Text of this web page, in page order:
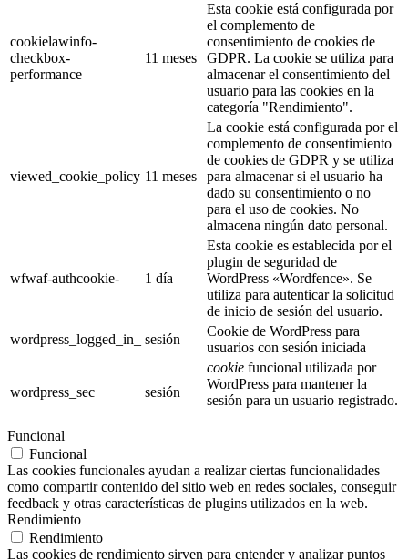
cookielawinfo-
checkbox-
performance
11 meses
Esta cookie está configurada por
el complemento de
consentimiento de cookies de
GDPR. La cookie se utiliza para
almacenar el consentimiento del
usuario para las cookies en la
categoría "Rendimiento".
viewed_cookie_policy 11 meses
La cookie está configurada por el
complemento de consentimiento
de cookies de GDPR y se utiliza
para almacenar si el usuario ha
dado su consentimiento o no
para el uso de cookies. No
almacena ningún dato personal.
wfwaf-authcookie- 1 día
Esta cookie es establecida por el
plugin de seguridad de
WordPress «Wordfence». Se
utiliza para autenticar la solicitud
de inicio de sesión del usuario.
wordpress_logged_in_
sesión
Cookie de WordPress para
usuarios con sesión iniciada
wordpress_sec sesión
cookie funcional utilizada por
WordPress para mantener la
sesión para un usuario registrado.
Funcional
Funcional
Las cookies funcionales ayudan a realizar ciertas funcionalidades
como compartir contenido del sitio web en redes sociales, conseguir
feedback y otras características de plugins utilizados en la web.
Rendimiento
Rendimiento
Las cookies de rendimiento sirven para entender y analizar puntos